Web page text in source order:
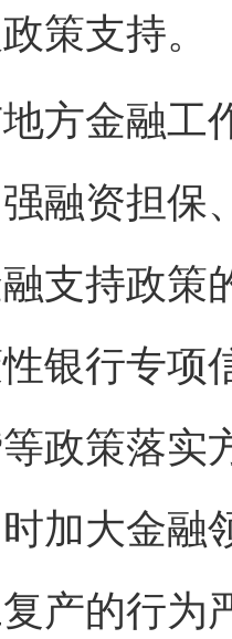
策支持。
金融工作
融资担保
支持政策
银行专项
政策落实
加大金融
产的行为